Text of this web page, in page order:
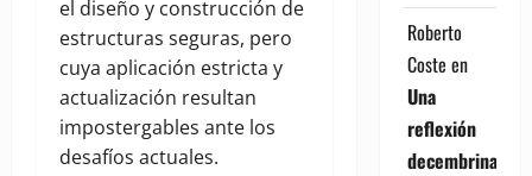
el diseño y construcción de
estructuras seguras, pero
cuya aplicación estricta y
actualización resultan
impostergables ante los
desafíos actuales.
Roberto
Coste en
Una
reflexión
decembrina